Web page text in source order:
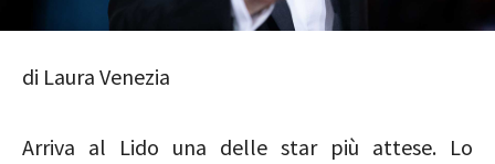
di Laura Venezia
Arriva al Lido una delle star più attese. Lo